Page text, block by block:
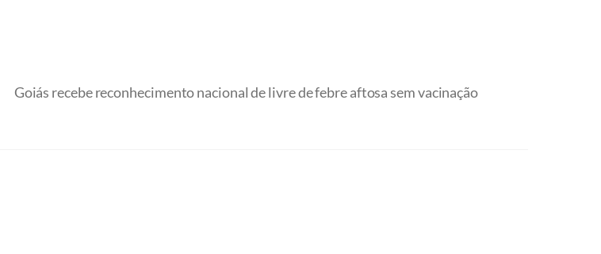
Goiás recebe reconhecimento nacional de livre de febre aftosa sem vacinação